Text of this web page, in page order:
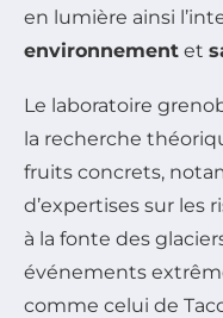
en lumière ainsi
environnement et
Le laboratoire
la recherche
fruits concrets,
d’expertises sur les
à la fonte des
événements
comme celui de